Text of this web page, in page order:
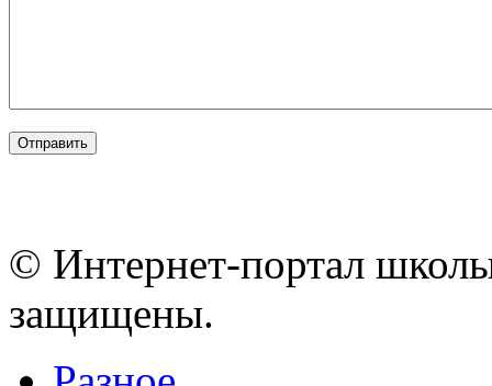
© Интернет-портал
защищены.